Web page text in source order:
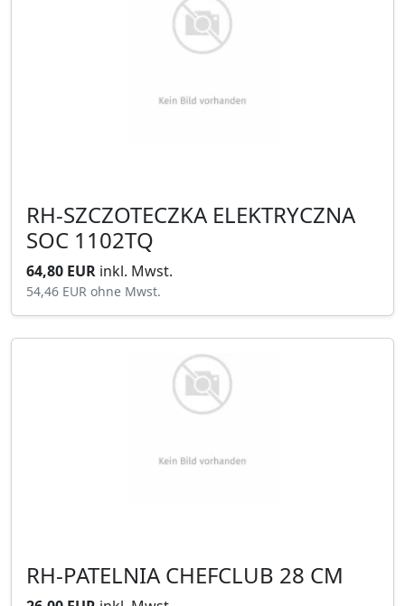
RH-SZCZOTECZKA ELEKTRYCZNA
SOC 1102TQ
64,80 EUR inkl. Mwst.
54,46 EUR ohne Mwst.
RH-PATELNIA CHEFCLUB 28 CM